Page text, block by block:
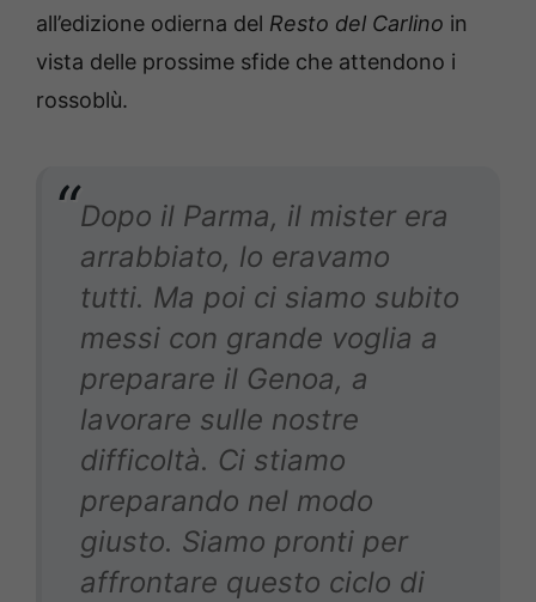
all’edizione odierna del Resto del Carlino in
vista delle prossime sfide che attendono i
rossoblù.
Dopo il Parma, il mister era
arrabbiato, lo eravamo
tutti. Ma poi ci siamo subito
messi con grande voglia a
preparare il Genoa, a
lavorare sulle nostre
difficoltà. Ci stiamo
preparando nel modo
giusto. Siamo pronti per
affrontare questo ciclo di